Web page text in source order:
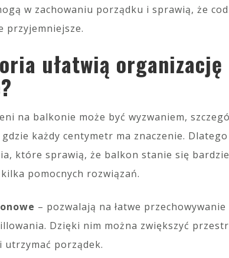
w zachowaniu porządku i sprawią, że
przyjemniejsze.
ułatwią
na balkonie może być wyzwaniem,
gdzie każdy centymetr ma znaczenie.
które sprawią, że balkon stanie się
pomocnych rozwiązań.
– pozwalają na łatwe
Dzięki nim można zwiększyć
utrzymać porządek.